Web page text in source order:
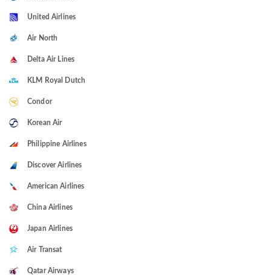
United Airlines
Air North
Delta Air Lines
KLM Royal Dutch
Condor
Korean Air
Philippine Airlines
Discover Airlines
American Airlines
China Airlines
Japan Airlines
Air Transat
Qatar Airways